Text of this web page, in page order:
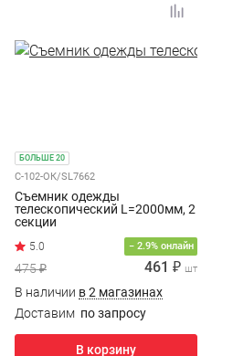
БОЛЬШЕ 20
С-102-ОК/SL7662
Съемник одежды
телескопический L=2000мм, 2
секции
− 2.9% онлайн
475 ₽ 461 ₽ шт
В наличии в 2 магазинах
Доставим по запросу
В корзину